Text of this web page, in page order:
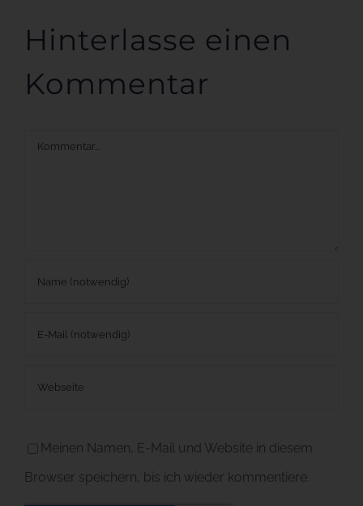
Hinterlasse einen
Kommentar
Kommentar
Meinen Namen, E-Mail und Website in diesem
Browser speichern, bis ich wieder kommentiere.